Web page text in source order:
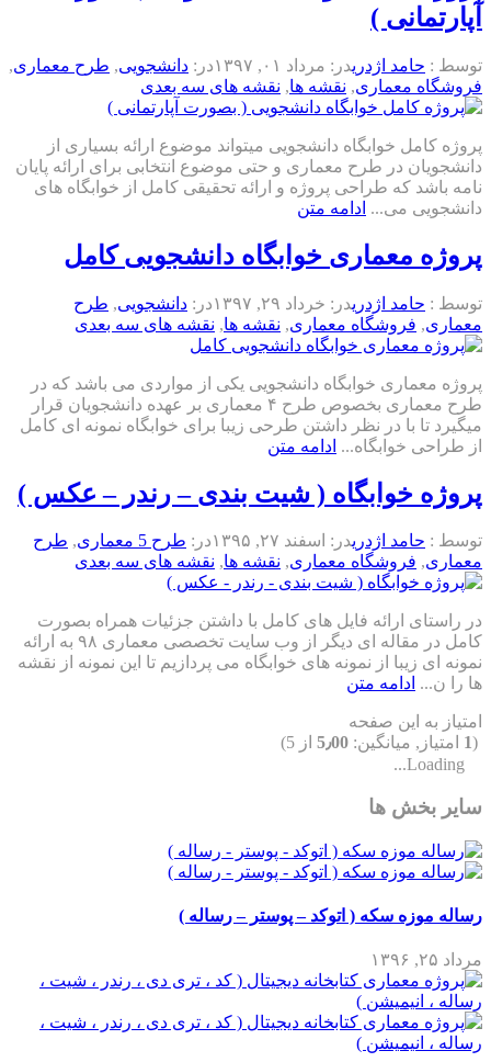
آپارتمانی )
توسط : حامد اژدریدر: مرداد ۰۱, ۱۳۹۷ در: دانشجویی, طرح معماری,
فروشگاه معماری, نقشه ها, نقشه های سه بعدی
پروژه کامل خوابگاه دانشجویی میتواند موضوع ارائه بسیاری از
دانشجویان در طرح معماری و حتی موضوع انتخابی برای ارائه پایان
نامه باشد که طراحی پروژه و ارائه تحقیقی کامل از خوابگاه های
دانشجویی می... ادامه متن
پروژه معماری خوابگاه دانشجویی کامل
توسط : حامد اژدریدر: خرداد ۲۹, ۱۳۹۷ در: دانشجویی, طرح
معماری, فروشگاه معماری, نقشه ها, نقشه های سه بعدی
پروژه معماری خوابگاه دانشجویی یکی از مواردی می باشد که در
طرح معماری بخصوص طرح ۴ معماری بر عهده دانشجویان قرار
میگیرد تا با در نظر داشتن طرحی زیبا برای خوابگاه نمونه ای کامل
از طراحی خوابگاه... ادامه متن
پروژه خوابگاه ( شیت بندی – رندر – عکس )
توسط : حامد اژدریدر: اسفند ۲۷, ۱۳۹۵ در: طرح 5 معماری , طرح
معماری, فروشگاه معماری, نقشه ها, نقشه های سه بعدی
در راستای ارائه فایل های کامل با داشتن جزئیات همراه بصورت
کامل در مقاله ای دیگر از وب سایت تخصصی معماری ۹۸ به ارائه
نمونه ای زیبا از نمونه های خوابگاه می پردازیم تا این نمونه از نقشه
ها را ن... ادامه متن
امتیاز به این صفحه
(
1 امتیاز, میانگین: 5٫00 از 5)
Loading...
سایر بخش ها
رساله موزه سکه ( اتوکد – پوستر – رساله )
مرداد ۲۵, ۱۳۹۶